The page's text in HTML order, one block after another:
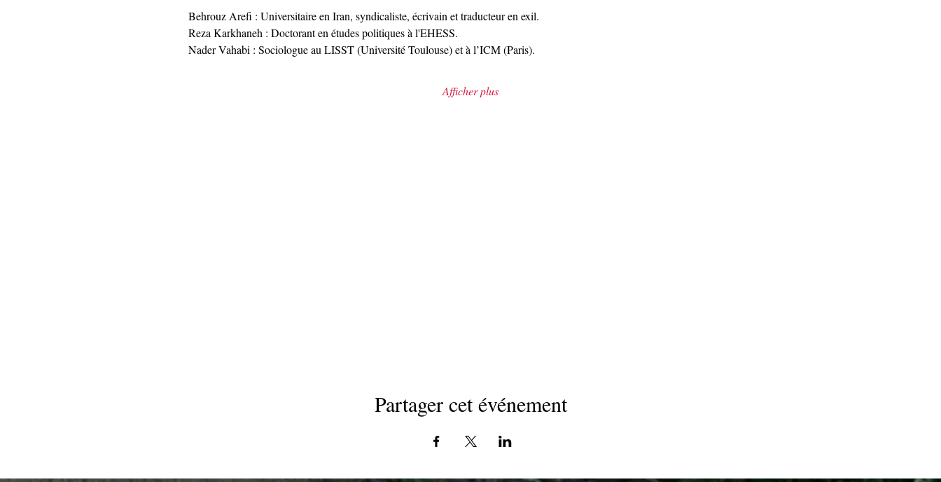
Behrouz Arefi : Universitaire en Iran, syndicaliste, écrivain et traducteur en exil.
Reza Karkhaneh : Doctorant en études politiques à l'EHESS.
Nader Vahabi : Sociologue au LISST (Université Toulouse) et à l’ICM (Paris).
Afficher plus
Partager cet événement